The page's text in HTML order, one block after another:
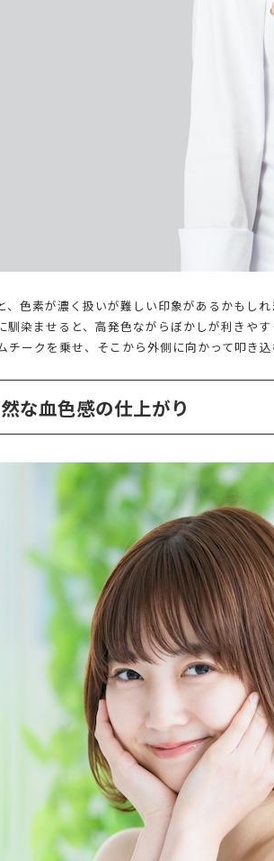
色素が濃く扱いが難しい印象があるかもしれ
染ませると、高発色ながらぼかしが利きやす
ークを乗せ、そこから外側に向かって叩き
な血色感の仕上がり